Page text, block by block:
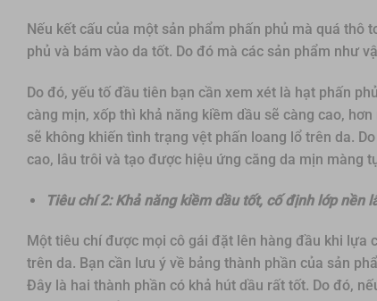
Nếu kết cấu của một sản phẩm phấn phủ mà quá thô
phủ và bám vào da tốt. Do đó mà các sản phẩm như
Do đó, yếu tố đầu tiên bạn cần xem xét là hạt phấn
càng mịn, xốp thì khả năng kiềm dầu sẽ càng cao,
sẽ không khiến tình trạng vệt phấn loang lổ trên da.
cao, lâu trôi và tạo được hiệu ứng căng da mịn màng
Tiêu chí 2: Khả năng kiềm dầu tốt, cố định lớp nền
Một tiêu chí được mọi cô gái đặt lên hàng đầu khi lựa
trên da. Bạn cần lưu ý về bảng thành phần của sản
Đây là hai thành phần có khả hút dầu rất tốt. Do đó,